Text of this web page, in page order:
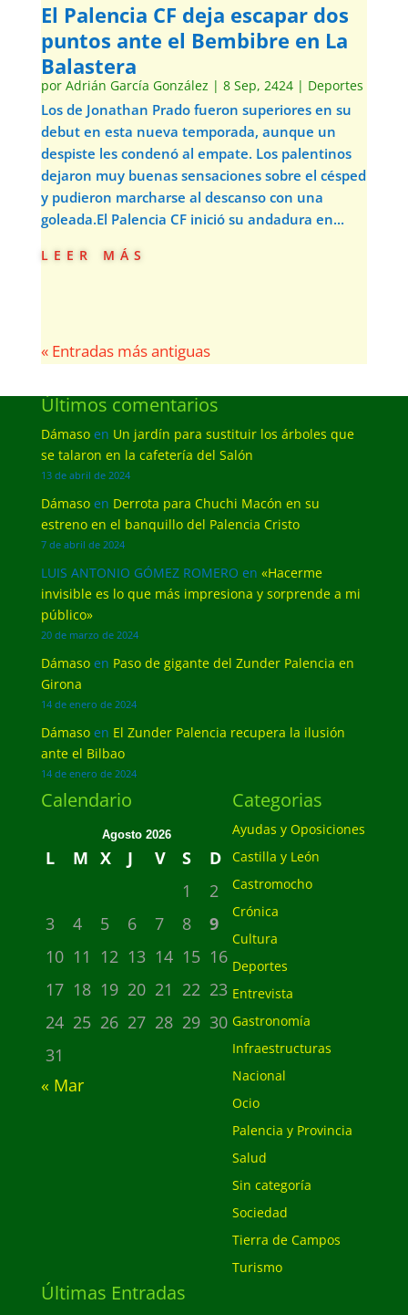
El Palencia CF deja escapar dos
puntos ante el Bembibre en La
Balastera
por Adrián García González | 8 Sep, 2424| Deportes
Los de Jonathan Prado fueron superiores en su
debut en esta nueva temporada, aunque un
despiste les condenó al empate. Los palentinos
dejaron muy buenas sensaciones sobre el césped
y pudieron marcharse al descanso con una
goleada.El Palencia CF inició su andadura en...
leer más
« Entradas más antiguas
Últimos comentarios
Dámasoen Un jardín para sustituir los árboles que
se talaron en la cafetería del Salón
13 de abril de 2024
Dámasoen Derrota para Chuchi Macón en su
estreno en el banquillo del Palencia Cristo
7 de abril de 2024
LUIS ANTONIO GÓMEZ ROMERO en «Hacerme
invisible es lo que más impresiona y sorprende a mi
público»
20 de marzo de 2024
Dámasoen Paso de gigante del Zunder Palencia en
Girona
14 de enero de 2024
Dámasoen El Zunder Palencia recupera la ilusión
ante el Bilbao
14 de enero de 2024
Calendario
Agosto 2026
L M X J V S
D
1
2
3
4 5 6 7 8
9
10 11 12 13 14 15 16
17 18 19 20 21 22 23
24 25 26 27 28 29 30
31
« Mar
Categorias
Ayudas y Oposiciones
Castilla y León
Castromocho
Crónica
Cultura
Deportes
Entrevista
Gastronomía
Infraestructuras
Nacional
Ocio
Palencia y Provincia
Salud
Sin categoría
Sociedad
Tierra de Campos
Turismo
Últimas Entradas